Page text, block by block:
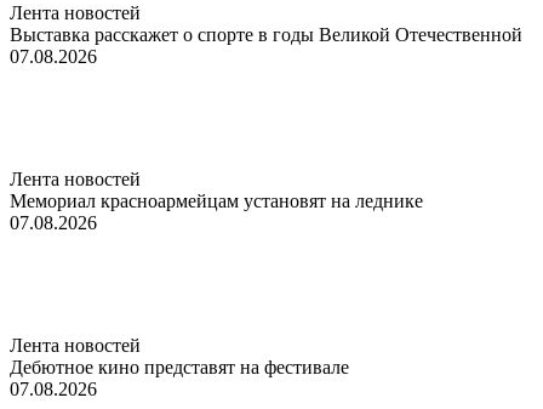
Лента новостей
Выставка расскажет о спорте в годы Великой Отечественной
07.08.2026
Лента новостей
Мемориал красноармейцам установят на леднике
07.08.2026
Лента новостей
Дебютное кино представят на фестивале
07.08.2026